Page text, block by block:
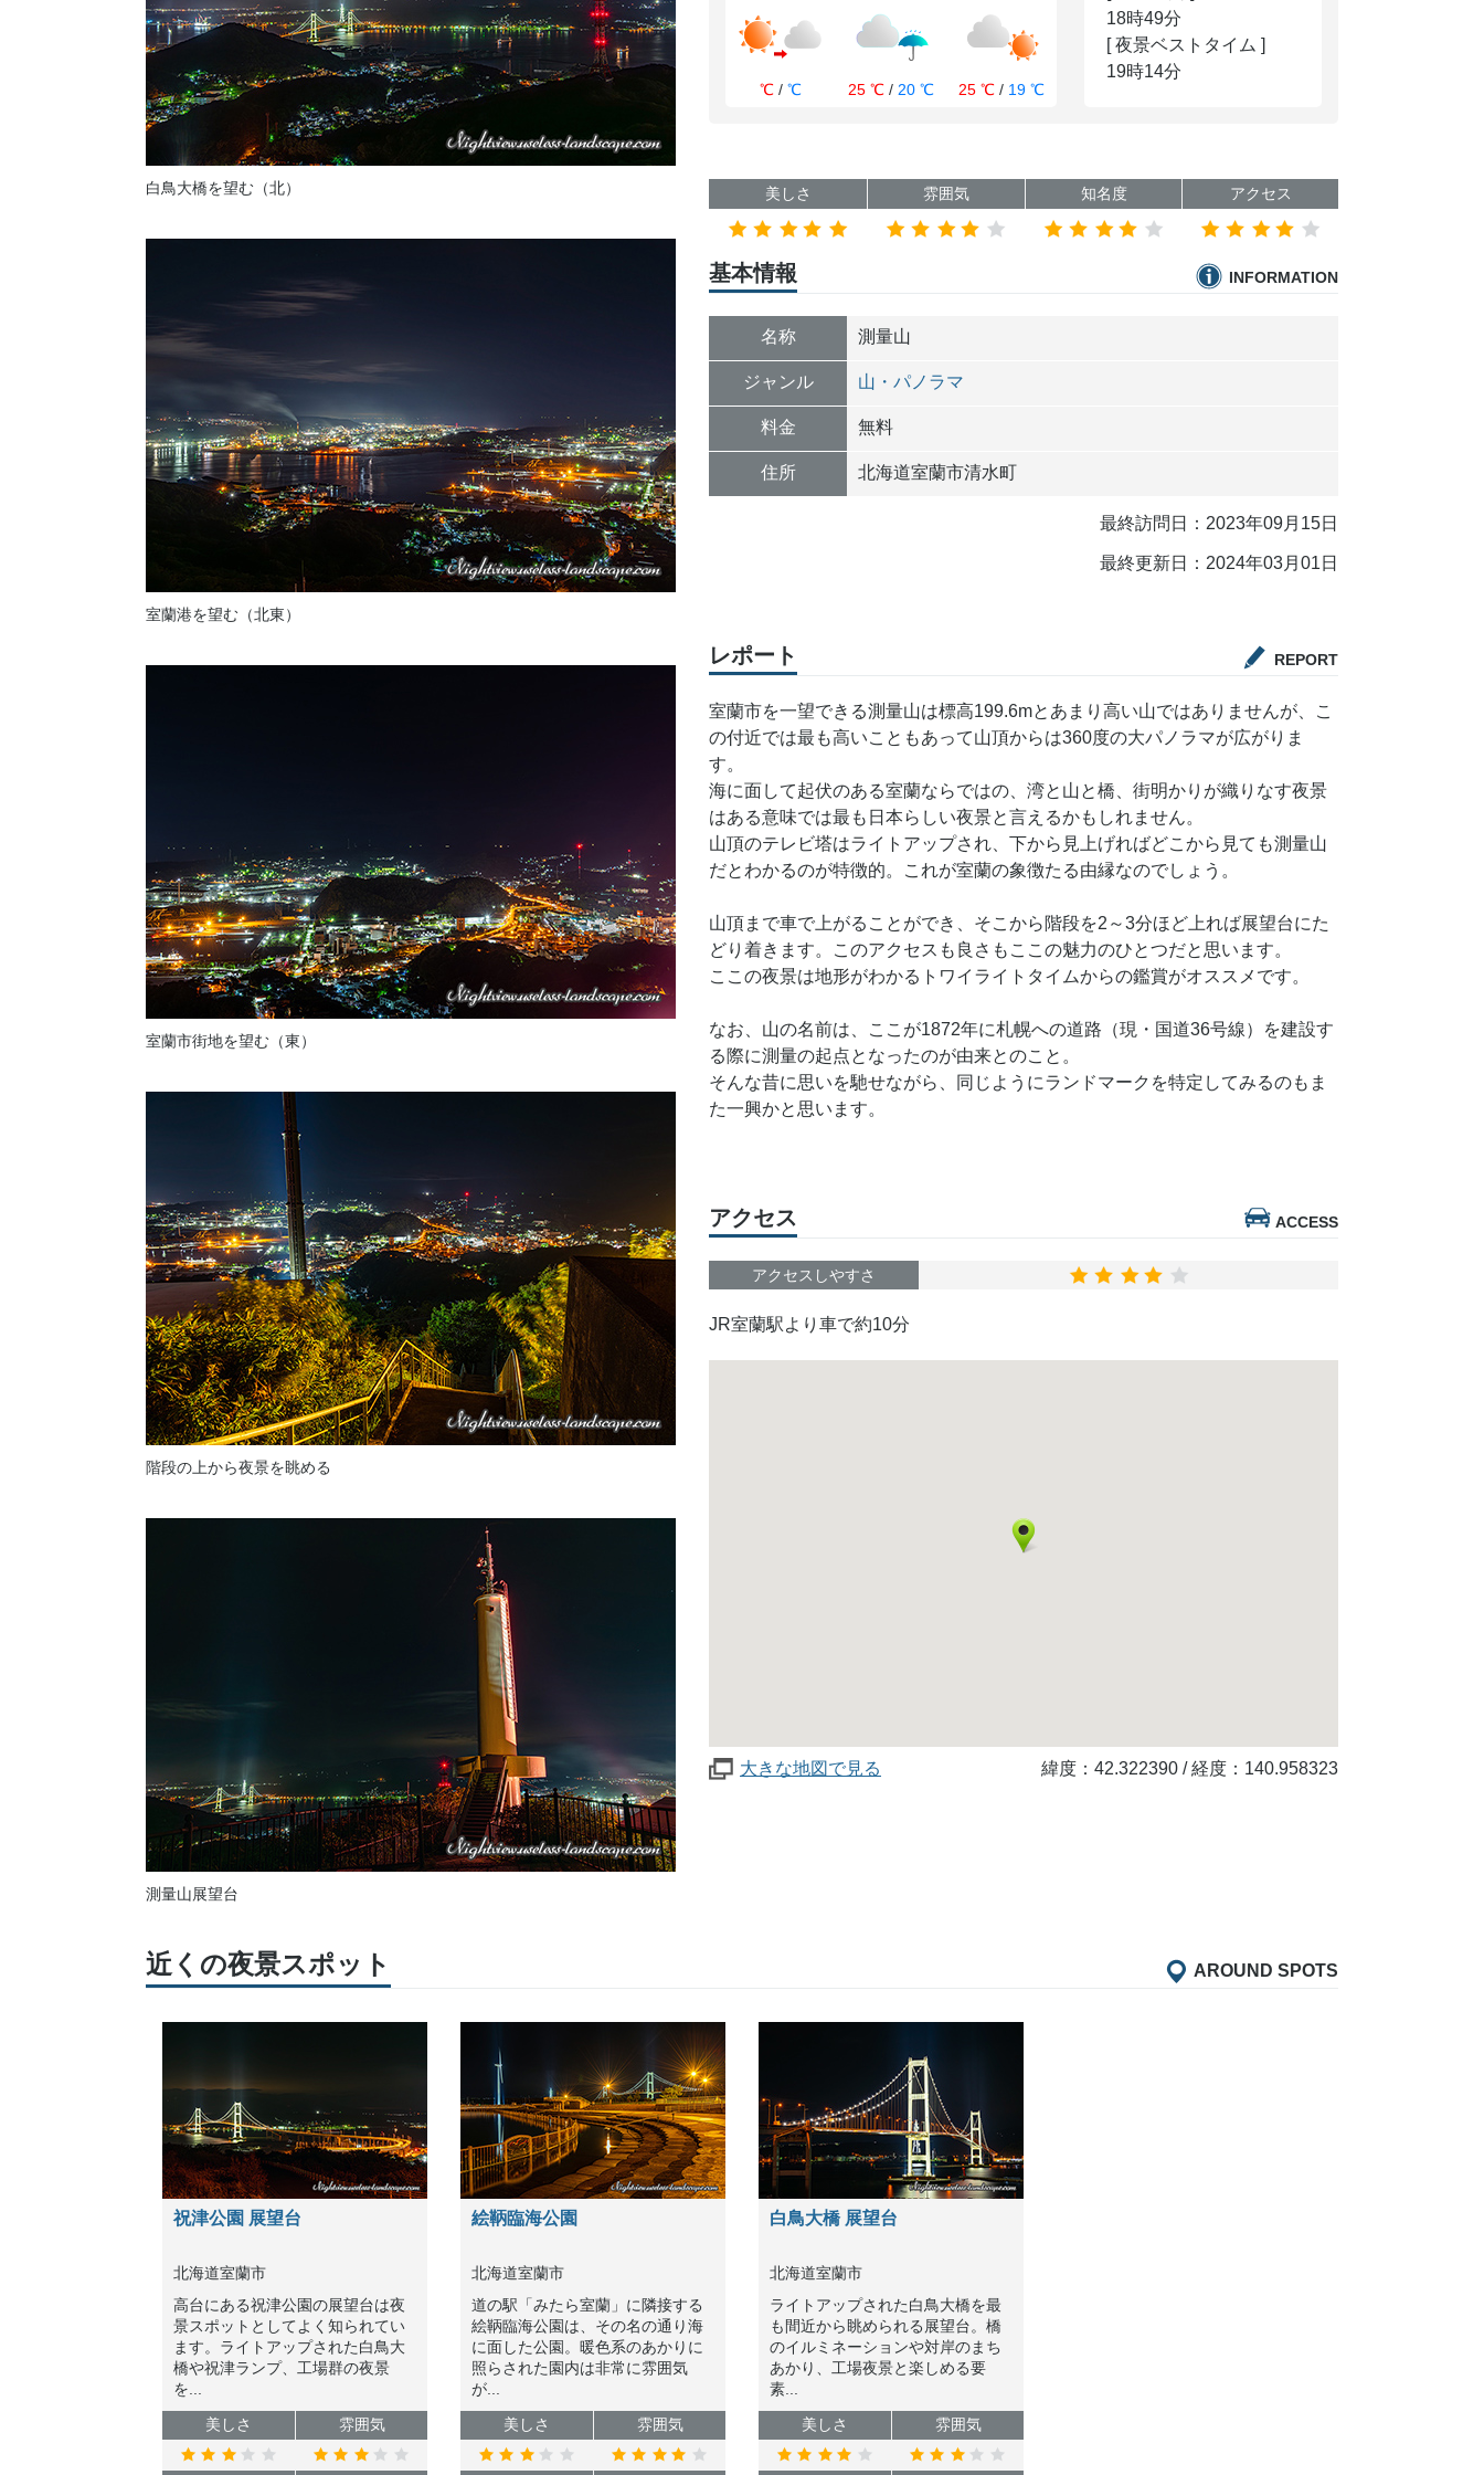
白鳥大橋を望む（北）
室蘭港を望む（北東）
室蘭市街地を望む（東）
階段の上から夜景を眺める
測量山展望台
℃ / ℃ 25 ℃ / 20 ℃ 25 ℃ / 19 ℃
18時49分
[ 夜景ベストタイム ]
19時14分
美しさ 雰囲気 知名度 アクセス
基本情報 INFORMATION
名称 測量山
ジャンル 山・パノラマ
料金 無料
住所 北海道室蘭市清水町
最終訪問日：2023年09月15日
最終更新日：2024年03月01日
レポート REPORT
室蘭市を一望できる測量山は標高199.6mとあまり高い山ではありませんが、こ
の付近では最も高いこともあって山頂からは360度の大パノラマが広がりま
す。
海に面して起伏のある室蘭ならではの、湾と山と橋、街明かりが織りなす夜景
はある意味では最も日本らしい夜景と言えるかもしれません。
山頂のテレビ塔はライトアップされ、下から見上げればどこから見ても測量山
だとわかるのが特徴的。これが室蘭の象徴たる由縁なのでしょう。
山頂まで車で上がることができ、そこから階段を2～3分ほど上れば展望台にた
どり着きます。このアクセスも良さもここの魅力のひとつだと思います。
ここの夜景は地形がわかるトワイライトタイムからの鑑賞がオススメです。
なお、山の名前は、ここが1872年に札幌への道路（現・国道36号線）を建設す
る際に測量の起点となったのが由来とのこと。
そんな昔に思いを馳せながら、同じようにランドマークを特定してみるのもま
た一興かと思います。
アクセス ACCESS
アクセスしやすさ
JR室蘭駅より車で約10分
大きな地図で見る 緯度： 42.322390 / 経度： 140.958323
近くの夜景スポット AROUND SPOTS
祝津公園 展望台
北海道室蘭市
高台にある祝津公園の展望台は夜
景スポットとしてよく知られてい
ます。ライトアップされた白鳥大
橋や祝津ランプ、工場群の夜景
を...
美しさ
雰囲気
絵鞆臨海公園
北海道室蘭市
道の駅「みたら室蘭」に隣接する
絵鞆臨海公園は、その名の通り海
に面した公園。暖色系のあかりに
照らされた園内は非常に雰囲気
が...
美しさ
雰囲気
白鳥大橋 展望台
北海道室蘭市
ライトアップされた白鳥大橋を最
も間近から眺められる展望台。橋
のイルミネーションや対岸のまち
あかり、工場夜景と楽しめる要
素...
美しさ
雰囲気